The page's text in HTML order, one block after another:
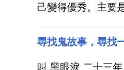
己變得優秀。主要
尋找鬼故事，尋找
叫 黑眼淚 二十三